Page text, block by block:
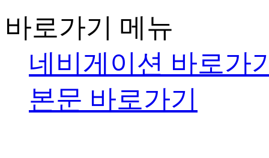
바로가기 메뉴
네비게이션 바로가
본문 바로가기